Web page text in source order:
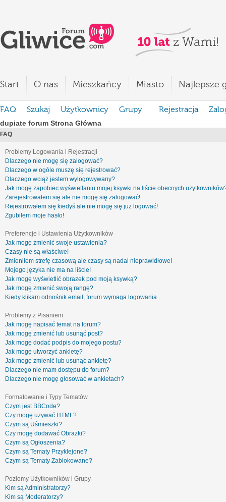
Start O nas Mieszkańcy Miasto Najlepsze
FAQ Szukaj Użytkownicy Grupy Rejestracja
dupiate forum Strona Główna
FAQ
Problemy Logowania i Rejestracji
Dlaczego nie mogę się zalogować?
Dlaczego w ogóle muszę się rejestrować?
Dlaczego wciąż jestem wylogowywany?
Jak mogę zapobiec wyświetlaniu mojej ksywki na liście obecnych
Zarejestrowałem się ale nie mogę się zalogować!
Rejestrowałem się kiedyś ale nie mogę się już logować!
Zgubiłem moje hasło!
Preferencje i Ustawienia Użytkowników
Jak mogę zmienić swoje ustawienia?
Czasy nie są właściwe!
Zmieniłem strefę czasową ale czasy są nadal nieprawidłowe!
Mojego języka nie ma na liście!
Jak mogę wyświetlić obrazek pod moją ksywką?
Jak mogę zmienić swoją rangę?
Kiedy klikam odnośnik email, forum wymaga logowania
Problemy z Pisaniem
Jak mogę napisać temat na forum?
Jak mogę zmienić lub usunąć post?
Jak mogę dodać podpis do mojego postu?
Jak mogę utworzyć ankietę?
Jak mogę zmienić lub usunąć ankietę?
Dlaczego nie mam dostępu do forum?
Dlaczego nie mogę głosować w ankietach?
Formatowanie i Typy Tematów
Czym jest BBCode?
Czy mogę używać HTML?
Czym są Uśmieszki?
Czy mogę dodawać Obrazki?
Czym są Ogłoszenia?
Czym są Tematy Przyklejone?
Czym są Tematy Zablokowane?
Poziomy Użytkowników i Grupy
Kim są Administratorzy?
Kim są Moderatorzy?